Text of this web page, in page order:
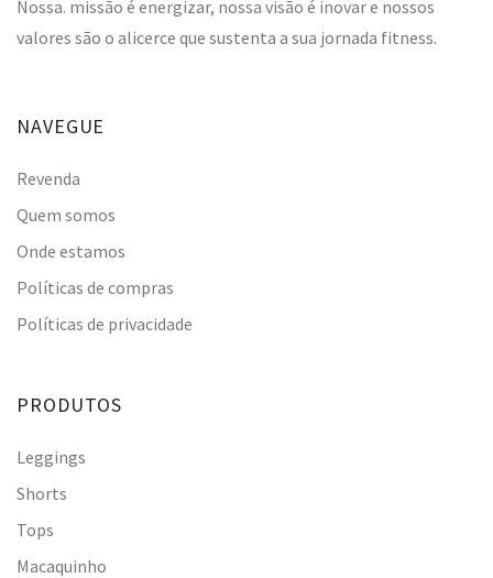
Nossa. missão é energizar, nossa visão é inovar e nossos
valores são o alicerce que sustenta a sua jornada fitness.
NAVEGUE
Revenda
Quem somos
Onde estamos
Políticas de compras
Políticas de privacidade
PRODUTOS
Leggings
Shorts
Tops
Macaquinho